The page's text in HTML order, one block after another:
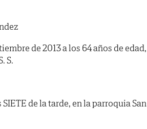
de 2013 a los 64 años de edad,
S.
de la tarde, en la parroquia San